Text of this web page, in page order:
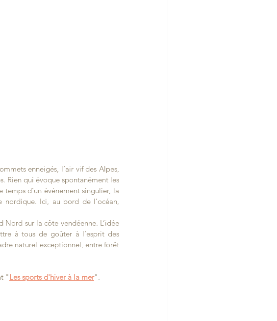
enneigés, l’air vif des Alpes,
Rien qui évoque spontanément les
d’un événement singulier, la
nordique. Ici, au bord de l’océan,
Nord sur la côte vendéenne. L’idée
à tous de goûter à l’esprit des
naturel exceptionnel, entre forêt
"Les sports d'hiver à la mer".